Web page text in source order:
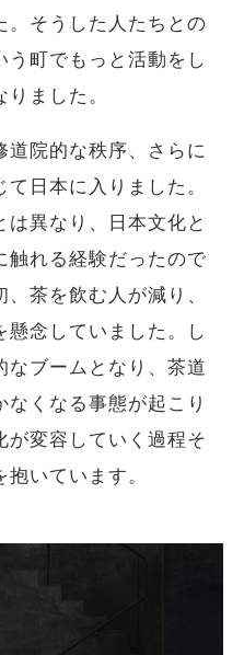
。そうした人たちとの
町でもっと活動をし
ました。
道院的な秩序、さらに
日本に入りました。
異なり、日本文化と
触れる経験だったので
茶を飲む人が減り、
念していました。し
なブームとなり、茶道
くなる事態が起こり
が変容していく過程そ
いています。